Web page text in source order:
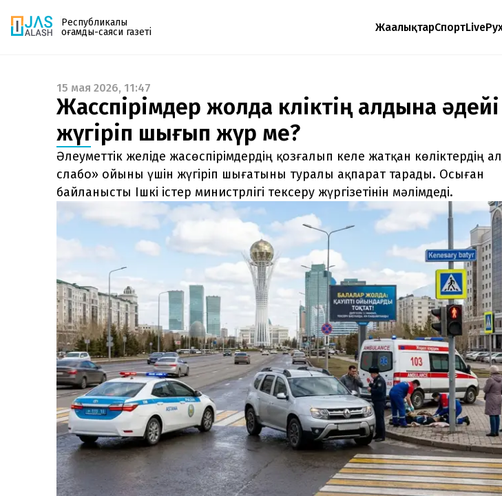
Республикалық
қоғамдық-саяси газеті
ЖаңалықтарСпортLive
Газетке жазылу
PDF форматтағы газетті ай сайын электронды
поштаңызға алып отырыңыз. Жаңа нөмір
шыққан сәтте сізге бірден жіберіледі. Тек email
енгізіңіз, біз қалғанын өзіміз жібереміз.
15 мая 2026, 11:47
Жасөспірімдер жолда көліктің алдына әдейі
жүгіріп шығып жүр ме?
Әлеуметтік желіде жасөспірімдердің қозғалып келе жатқан көліктердің
слабо» ойыны үшін жүгіріп шығатыны туралы ақпарат тарады. Осыған
байланысты Ішкі істер министрлігі тексеру жүргізетінін мәлімдеді.